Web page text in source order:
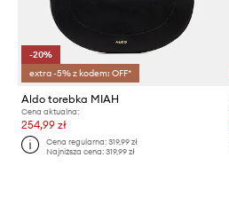
-20%
extra -5% z kodem: OFF*
Aldo torebka MIAH
Cena aktualna:
254,99 zł
Cena regularna:319,99 zł
Najniższa cena:319,99 zł